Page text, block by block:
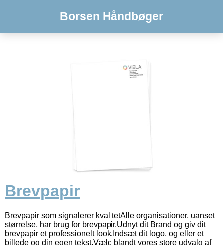
Borsen Håndbøger
Brevpapir
Brevpapir som signalerer kvalitetAlle organisationer, uanset
størrelse, har brug for brevpapir.Udnyt dit Brand og giv dit
brevpapir et professionelt look.Indsæt dit logo, og eller et
billede og din egen tekst.Vælg blandt vores store udvalg af